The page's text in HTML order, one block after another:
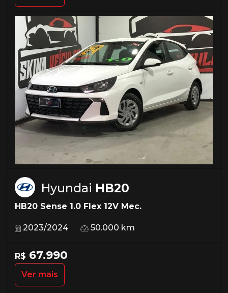
Hyundai HB20
HB20 Sense 1.0 Flex 12V Mec.
2023/2024 50.000 km
R$ 67.990
Ver mais